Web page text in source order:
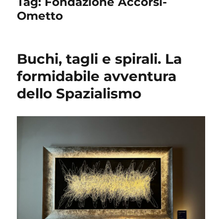
Ometto
Buchi, tagli e spirali. La
formidabile avventura
dello Spazialismo